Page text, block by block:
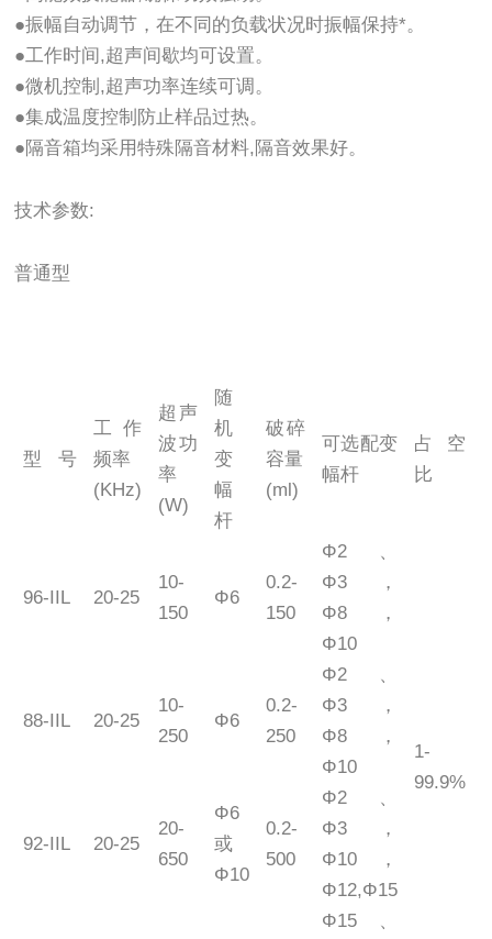
●振幅自动调节，在不同的负载状况时振幅保持*。
●工作时间,超声间歇均可设置。
●微机控制,超声功率连续可调。
●集成温度控制防止样品过热。
●隔音箱均采用特殊隔音材料,隔音效果好。
技术参数:
普通型
型 号
工作
频率
(KHz)
超声
波功
率
(W)
随
机
变
幅
杆
破碎
容量
(ml)
可选配变
幅杆
占空
比
96-IIL 20-25
10-
150
Φ6
0.2-
150
Φ2、
Φ3，
Φ8，
Φ10
1-
99.9%
88-IIL 20-25
10-
250
Φ6
0.2-
250
Φ2、
Φ3，
Φ8，
Φ10
92-IIL 20-25
20-
650
Φ6
或
Φ10
0.2-
500
Φ2、
Φ3，
Φ10，
Φ12,Φ15
Φ15、